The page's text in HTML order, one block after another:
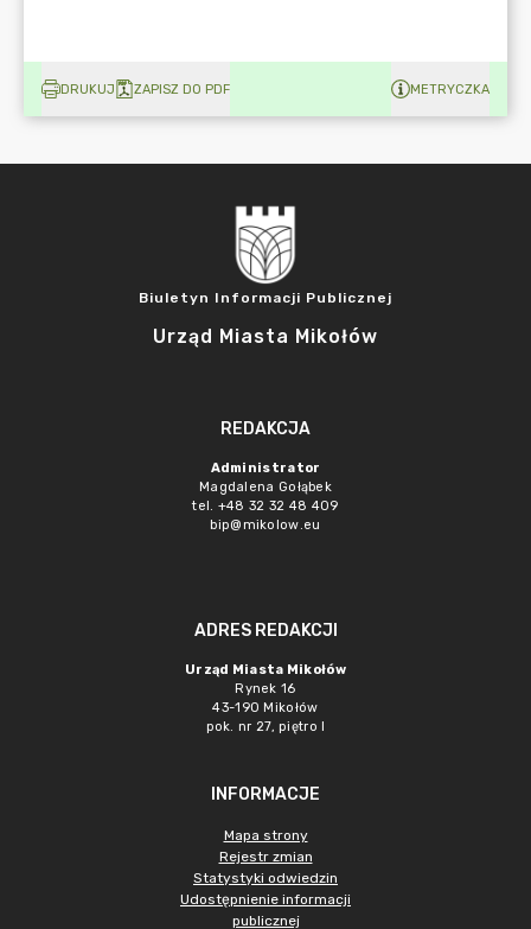
DRUKUJ ZAPISZ DO PDF METRYCZKA
Biuletyn Informacji Publicznej
Urząd Miasta Mikołów
REDAKCJA
Administrator
Magdalena Gołąbek
tel. +48 32 32 48 409
bip@mikolow.eu
ADRES REDAKCJI
Urząd Miasta Mikołów
Rynek 16
43-190 Mikołów
pok. nr 27, piętro I
INFORMACJE
Mapa strony
Rejestr zmian
Statystyki odwiedzin
Udostępnienie informacji
publicznej